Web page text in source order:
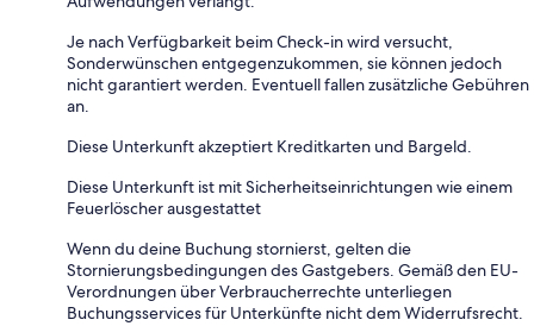
Je nach Verfügbarkeit beim Check-in wird versucht,
Sonderwünschen entgegenzukommen, sie können jedoch
nicht garantiert werden. Eventuell fallen zusätzliche Gebühren
an.
Diese Unterkunft akzeptiert Kreditkarten und Bargeld.
Diese Unterkunft ist mit Sicherheitseinrichtungen wie einem
Feuerlöscher ausgestattet
Wenn du deine Buchung stornierst, gelten die
Stornierungsbedingungen des Gastgebers. Gemäß den EU-
Verordnungen über Verbraucherrechte unterliegen
Buchungsservices für Unterkünfte nicht dem Widerrufsrecht.